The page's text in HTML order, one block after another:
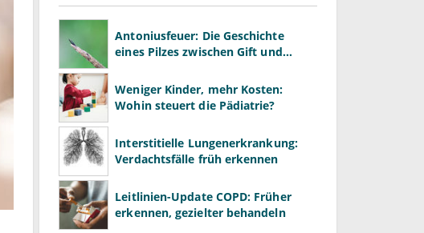
Antoniusfeuer: Die Geschichte
eines Pilzes zwischen Gift und
Weniger Kinder, mehr Kosten:
Wohin steuert die Pädiatrie?
Interstitielle Lungenerkrankung:
Verdachtsfälle früh erkennen
Leitlinien-Update COPD: Früher
erkennen, gezielter behandeln